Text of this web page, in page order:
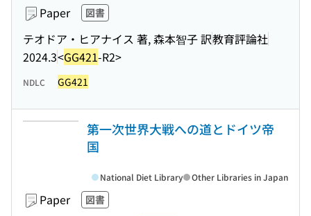
Paper 図書
テオドア・ヒアナイス 著, 森本智子 訳教育評論社
2024.3<GG421-R2>
NDLC GG421
第一次世界大戦への道とドイツ帝
国
Paper 図書
National Diet Library Other Libraries in Japan